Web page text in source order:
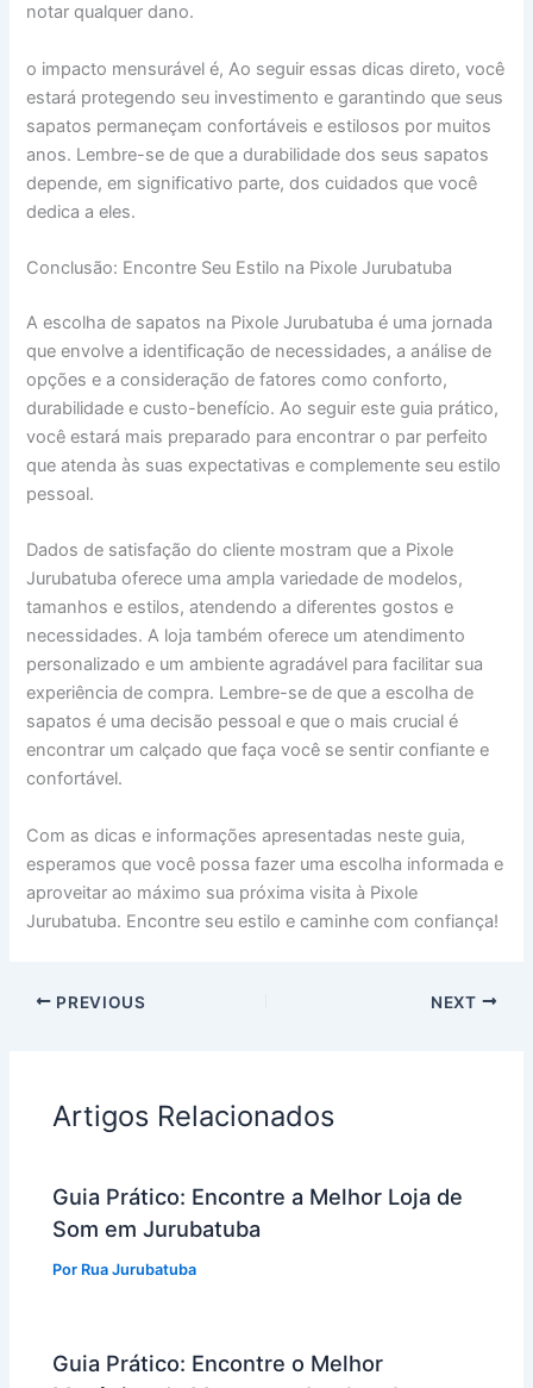
notar qualquer dano.
o impacto mensurável é, Ao seguir essas dicas direto, você
estará protegendo seu investimento e garantindo que seus
sapatos permaneçam confortáveis e estilosos por muitos
anos. Lembre-se de que a durabilidade dos seus sapatos
depende, em significativo parte, dos cuidados que você
dedica a eles.
Conclusão: Encontre Seu Estilo na Pixole Jurubatuba
A escolha de sapatos na Pixole Jurubatuba é uma jornada
que envolve a identificação de necessidades, a análise de
opções e a consideração de fatores como conforto,
durabilidade e custo-benefício. Ao seguir este guia prático,
você estará mais preparado para encontrar o par perfeito
que atenda às suas expectativas e complemente seu estilo
pessoal.
Dados de satisfação do cliente mostram que a Pixole
Jurubatuba oferece uma ampla variedade de modelos,
tamanhos e estilos, atendendo a diferentes gostos e
necessidades. A loja também oferece um atendimento
personalizado e um ambiente agradável para facilitar sua
experiência de compra. Lembre-se de que a escolha de
sapatos é uma decisão pessoal e que o mais crucial é
encontrar um calçado que faça você se sentir confiante e
confortável.
Com as dicas e informações apresentadas neste guia,
esperamos que você possa fazer uma escolha informada e
aproveitar ao máximo sua próxima visita à Pixole
Jurubatuba. Encontre seu estilo e caminhe com confiança!
PREVIOUS NEXT
Artigos Relacionados
Guia Prático: Encontre a Melhor Loja de
Som em Jurubatuba
Por Rua Jurubatuba
Guia Prático: Encontre o Melhor